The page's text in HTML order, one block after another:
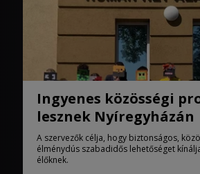
Ingyenes közösségi
lesznek Nyíregyházán
A szervezők célja, hogy biztonságos,
élménydús szabadidős lehetőséget
élőknek.